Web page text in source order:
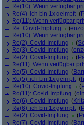
Re(10): Wenn verfügbar
Re(4): ich bin 1x geimpft (
Re(11): Wenn verfügbar
Re: Covid-Impfung
(
Re(10): Wenn verfügbar
Re(2): Covid-Impfung
(
Re(3): Covid-Impfung (
Re(2): Covid-Impfung
(
Re(11): Wenn verfügbar
Re(5): Covid-Impfung (
Re(5): ich bin 1x geimpft (
Re(10): Covid-Impfung
(
Re(11): Covid-Impfung (
Re(6): Covid-Impfung (
Re(6): ich bin 1x geimpft (
Re(2): Covid-Impfung
(
Re(7): Covid-Impfung (